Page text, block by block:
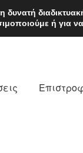
ή για